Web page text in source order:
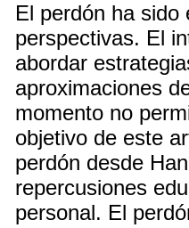
El perdón ha sido
perspectivas. El
abordar
aproximaciones
momento no
objetivo de este
perdón desde
repercusiones
personal. El